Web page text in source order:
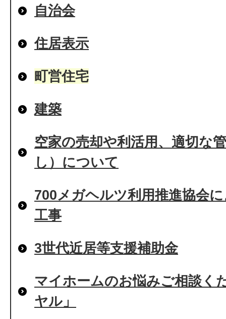
自治会
住居表示
町営住宅
建築
空家の売却や利活用、適切な
し）について
700メガヘルツ利用推進協会
工事
3世代近居等支援補助金
マイホームのお悩みご相談く
ヤル」